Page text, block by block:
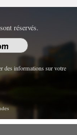
réservés.
des informations sur votre